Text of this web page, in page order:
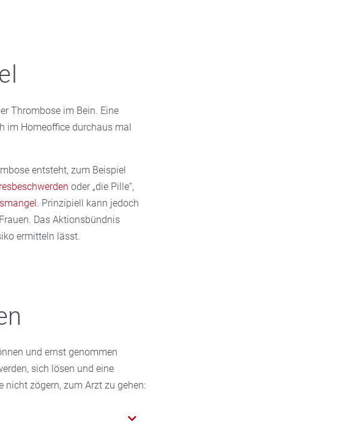
Thrombose im Bein. Eine
im Homeoffice durchaus mal
entsteht, zum Beispiel
oder „die Pille“,
. Prinzipiell kann jedoch
Das Aktionsbündnis
ermitteln lässt.
und ernst genommen
sich lösen und eine
nicht zögern, zum Arzt zu gehen: